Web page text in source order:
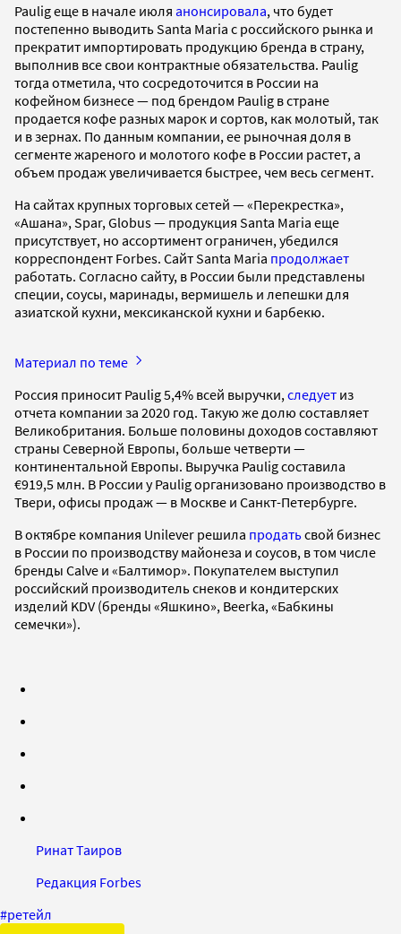
Paulig еще в начале июля анонсировала, что будет
постепенно выводить Santa Maria с российского рынка и
прекратит импортировать продукцию бренда в страну,
выполнив все свои контрактные обязательства. Paulig
тогда отметила, что сосредоточится в России на
кофейном бизнесе — под брендом Paulig в стране
продается кофе разных марок и сортов, как молотый, так
и в зернах. По данным компании, ее рыночная доля в
сегменте жареного и молотого кофе в России растет, а
объем продаж увеличивается быстрее, чем весь сегмент.
На сайтах крупных торговых сетей — «Перекрестка»,
«Ашана», Spar, Globus — продукция Santa Maria еще
присутствует, но ассортимент ограничен, убедился
корреспондент Forbes. Сайт Santa Maria продолжает
работать. Согласно сайту, в России были представлены
специи, соусы, маринады, вермишель и лепешки для
азиатской кухни, мексиканской кухни и барбекю.
Материал по теме
Россия приносит Paulig 5,4% всей выручки, следует из
отчета компании за 2020 год. Такую же долю составляет
Великобритания. Больше половины доходов составляют
страны Северной Европы, больше четверти —
континентальной Европы. Выручка Paulig составила
€919,5 млн. В России у Paulig организовано производство в
Твери, офисы продаж — в Москве и Санкт-Петербурге.
В октябре компания Unilever решила продатьсвой бизнес
в России по производству майонеза и соусов, в том числе
бренды Calve и «Балтимор». Покупателем выступил
российский производитель снеков и кондитерских
изделий KDV (бренды «Яшкино», Beerka, «Бабкины
семечки»).
Ринат Таиров
Редакция Forbes
#ретейл